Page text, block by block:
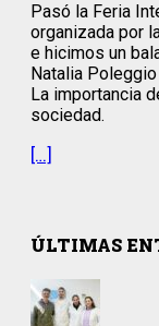
Pasó la Feria
organizada por
e hicimos un
Natalia
La importancia
sociedad.
[…]
ÚLTIMAS